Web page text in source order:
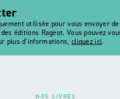
utilisée pour vous envoyer
éditions Rageot. Vous pouvez
plus d’informations, cliquez ici.
NOS LIVRES